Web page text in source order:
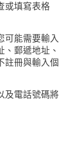
或填寫表格
可能需要輸入
郵遞地址、
註冊與輸入個
及電話號碼將